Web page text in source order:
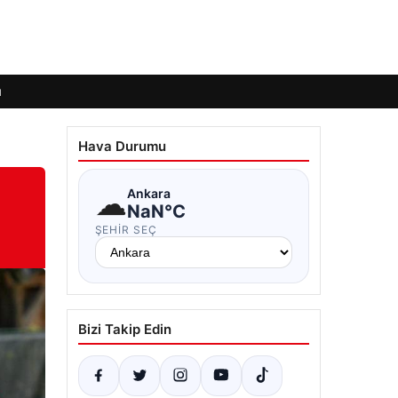
Hava Durumu
☁Ankara
NaN°C
ŞEHIR SEÇ
Bizi Takip Edin